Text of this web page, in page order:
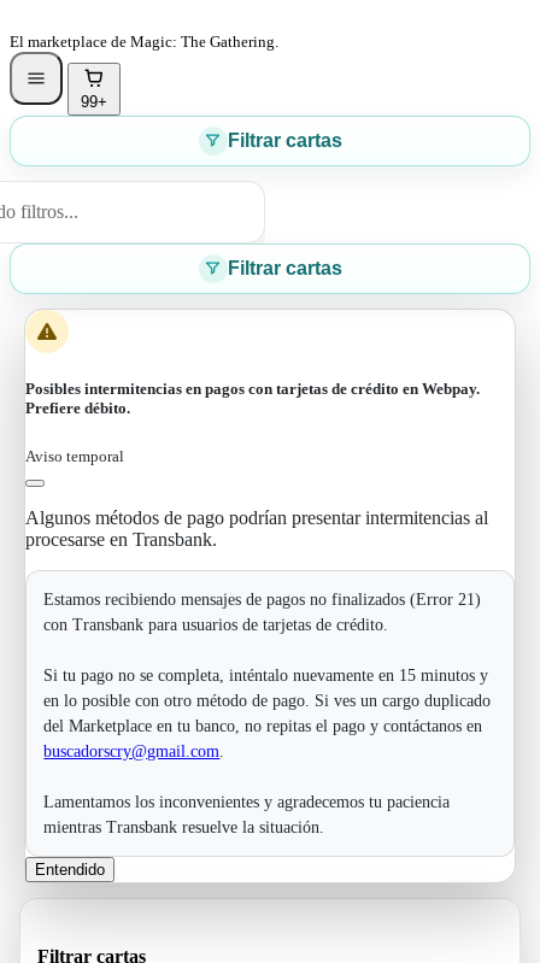
El marketplace de Magic: The Gathering.
99+
Filtrar cartas
filtros...
Filtrar cartas
Posibles intermitencias en pagos con tarjetas de crédito en Webpay.
Prefiere débito.
Aviso temporal
Algunos métodos de pago podrían presentar intermitencias al
procesarse en Transbank.
Estamos recibiendo mensajes de pagos no finalizados (Error 21)
con Transbank para usuarios de tarjetas de crédito.
Si tu pago no se completa, inténtalo nuevamente en 15 minutos y
en lo posible con otro método de pago. Si ves un cargo duplicado
del Marketplace en tu banco, no repitas el pago y contáctanos en
buscadorscry@gmail.com
Lamentamos los inconvenientes y agradecemos tu paciencia
mientras Transbank resuelve la situación.
Entendido
Filtrar cartas